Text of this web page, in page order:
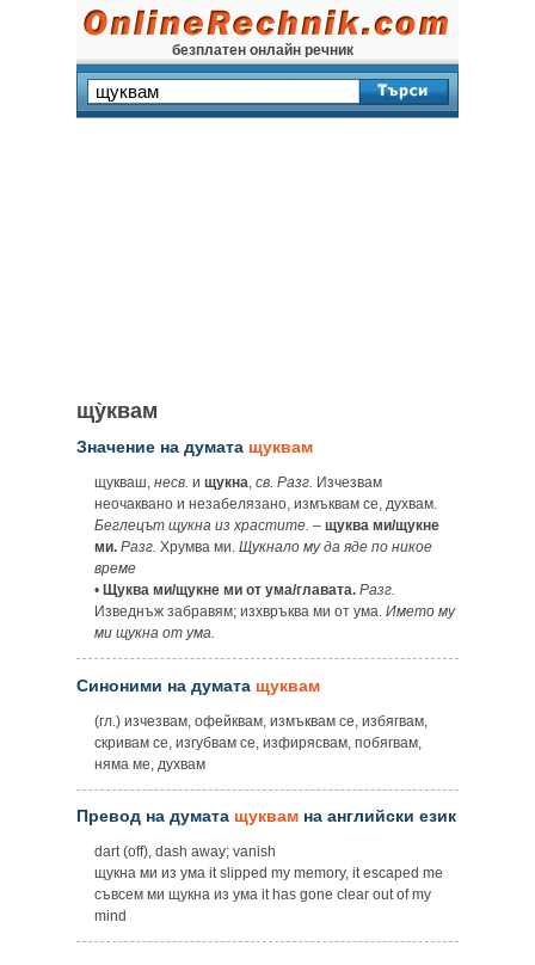
безплатен онлайн речник
щу̀квам
Значение на думата щуквам
щукваш, несв. и щукна, св. Разг. Изчезвам
неочаквано и незабелязано, измъквам се, духвам.
Беглецът щукна из храстите. – щуква ми/щукне
ми. Разг. Хрумва ми. Щукнало му да яде по никое
време
• Щуква ми/щукне ми от ума/главата. Разг.
Изведнъж забравям; изхвръква ми от ума. Името му
ми щукна от ума.
Синоними на думата щуквам
(гл.) изчезвам, офейквам, измъквам се, избягвам,
скривам се, изгубвам се, изфирясвам, побягвам,
няма ме, духвам
Превод на думата щуквам на английски език
dart (off), dash away; vanish
щукна ми из ума it slipped my memory, it escaped me
съвсем ми щукна из ума it has gone clear out of my
mind